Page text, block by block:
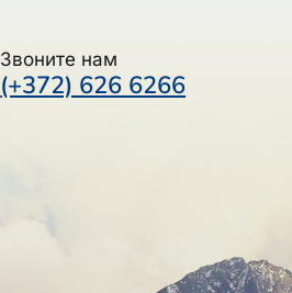
Звоните нам
(+372) 626 6266